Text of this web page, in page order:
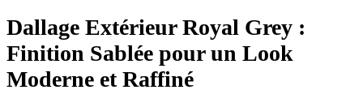
Dallage Extérieur Royal Grey :
Finition Sablée pour un Look
Moderne et Raffiné